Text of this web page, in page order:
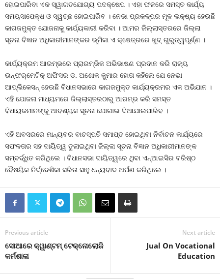
ହୋଇପାରିବା ଏକ ସ୍ୱାଗତଯୋଗ୍ୟ ପଦକ୍ଷେପ । ଏହା ଫଳରେ ସମସ୍ତ କାର୍ଯ୍ୟ
ସମୟସାପେକ୍ଷ ଓ ସ୍ୱଚ୍ଛ ହୋଇପାରିବ । ନେଭା ପ୍ରକଳ୍ପର ମୂଳ ଲକ୍ଷ୍ୟ ହେଉଛି
କାଗଜମୁକ୍ତ ଯୋଜନାକୁ କାର୍ଯ୍ୟକାରୀ କରିବା । ଆମର ଜିଲ୍ଲାସ୍ତରରେ ଜିଲ୍ଲା
ସୂଚନା ବିଜ୍ଞାନ ଅଧିକାରୀମାନଙ୍କର ଭୂମିକା ଏ କ୍ଷେତ୍ରରେ ଖୁବ୍‌ ଗୁରୁତ୍ୱପୂର୍ଣ୍ଣ ।
କାର୍ଯ୍ୟକ୍ରମ ଆରମ୍ଭରେ ପ୍ରାରମ୍ଭିକ ଅଭିଭାଷଣ ପ୍ରଦାନ କରି ରାଜ୍ୟ
ଉନ୍‌ଫର୍‌ମେଟିକ୍‌ ଅଫିସର ଡ. ଅଶୋକ କୁମାର ହୋତା କହିଲେ ଯେ ନେଭା
ଆପ୍ଲିକେସନ୍‌ ହେଉଛି ବିଧାନସଭାରେ କାଗଜମୁକ୍ତ କାର୍ଯ୍ୟକ୍ରମର ଏକ ଅଭିଯାନ ।
ଏହି ଯୋଜନା ମାଧ୍ୟମରେ ଜିଲ୍ଲାସ୍ତରଠାରୁ ଆରମ୍ଭ କରି ସମସ୍ତ
ବିଧାୟକମାନଙ୍କୁ ଆବଶ୍ୟକ ସୂଚନା ଯୋଗାଇ ଦିଆଯାଇପାରିବ ।
ଏହି ଅବସରରେ ମାନ୍ୟବର ବାଚସ୍ପତି ସମାପ୍ତ ହୋଇଥିବା ନିର୍ବାଚନ କାର୍ଯ୍ୟରେ
ସଫଳତାର ସହ ଦାୟିତ୍ୱ ତୁଲାଇଥିବା ଜିଲ୍ଲା ସୂଚନା ବିଜ୍ଞାନ ଅଧିକାରୀମାନଙ୍କ
ସମ୍ବର୍ଦ୍ଧିତ କରିଥିଲେ । ବିଧାନସଭା ଦାୟିତ୍ୱରେ ଥିବା ଏନ୍‌ଆଇସିର ବରିଷ୍ଠ
ବୈଷୟିକ ନିର୍ଦ୍ଦେଶିକା ସରିତା ସାହୁ ଧନ୍ୟବାଦ ଅର୍ପଣ କରିଥିଲେ ।
Previous article
ସୋଆରେ କ୍ୱାଣ୍ଟମ୍ ଟେକ୍ନୋଲୋଜି
କର୍ମଶାଳା
Next article
Jual On Vocational
Education